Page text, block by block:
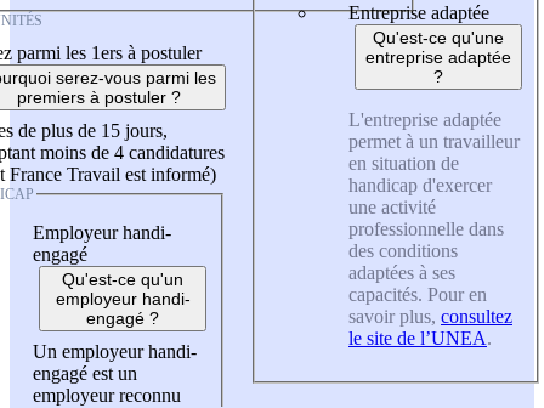
parmi les 1ers à postuler
serez-vous parmi les
premiers à postuler ?
de plus de 15 jours,
moins de 4 candidatures
France Travail est informé)
Employeur handi-
engagé
Qu'est-ce qu'un
employeur handi-
engagé ?
Un employeur handi-
engagé est un
employeur reconnu
Entreprise adaptée
Qu'est-ce qu'une
entreprise adaptée
?
L'entreprise adaptée
permet à un travailleur
en situation de
handicap d'exercer
une activité
professionnelle dans
des conditions
adaptées à ses
capacités. Pour en
savoir plus, consultez
le site de l’UNEA.